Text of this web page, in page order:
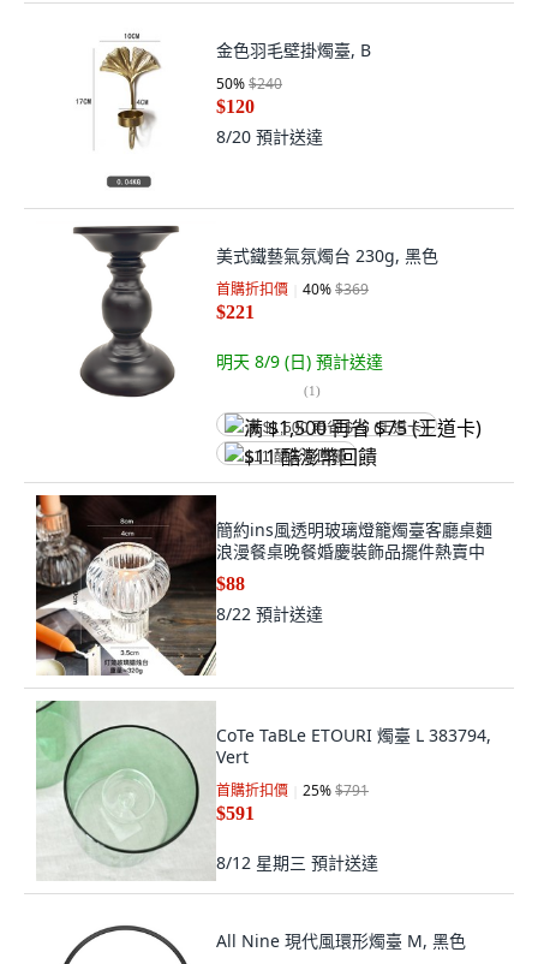
金色羽毛壁掛燭臺, B
50%$240
$120
8/20 預計送達
美式鐵藝氣氛燭台 230g, 黑色
首購折扣價 40%$369
$221
明天 8/9 (日) 預計送達
(1)
满 $1,500 再省 $75 (王道卡)
$11 酷澎幣回饋
簡約ins風透明玻璃燈籠燭臺客廳桌麵
浪漫餐桌晚餐婚慶裝飾品擺件熱賣中
$88
8/22 預計送達
CoTe TaBLe ETOURI 燭臺 L 383794,
Vert
首購折扣價 25%$791
$591
8/12 星期三 預計送達
All Nine 現代風環形燭臺 M, 黑色